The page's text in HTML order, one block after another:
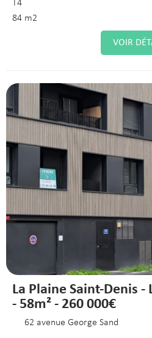
T4
84 m2
VOIR
La Plaine Saint-Denis
- 58m² - 260 000€
62 avenue George Sand